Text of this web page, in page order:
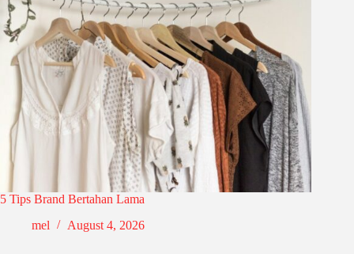
5 Tips Brand Bertahan Lama
mel
August 4, 2026